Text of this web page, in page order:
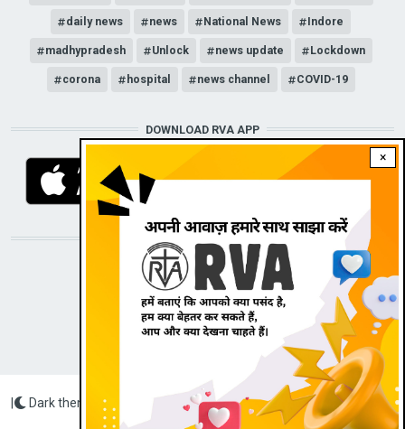
×
daily news news National News Indore
madhypradesh Unlock news update Lockdown
corona hospital news channel COVID-19
DOWNLOAD RVA APP
STAY CONNECTED WITH US!
Radio Veritas Asia © 2022
Dark theme